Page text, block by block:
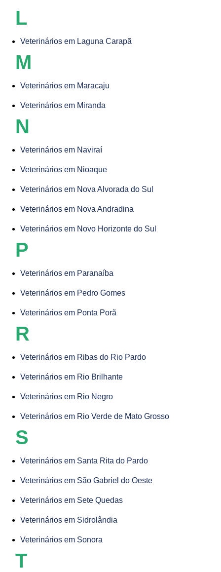
L
Veterinários em Laguna Carapã
M
Veterinários em Maracaju
Veterinários em Miranda
N
Veterinários em Naviraí
Veterinários em Nioaque
Veterinários em Nova Alvorada do Sul
Veterinários em Nova Andradina
Veterinários em Novo Horizonte do Sul
P
Veterinários em Paranaíba
Veterinários em Pedro Gomes
Veterinários em Ponta Porã
R
Veterinários em Ribas do Rio Pardo
Veterinários em Rio Brilhante
Veterinários em Rio Negro
Veterinários em Rio Verde de Mato Grosso
S
Veterinários em Santa Rita do Pardo
Veterinários em São Gabriel do Oeste
Veterinários em Sete Quedas
Veterinários em Sidrolândia
Veterinários em Sonora
T